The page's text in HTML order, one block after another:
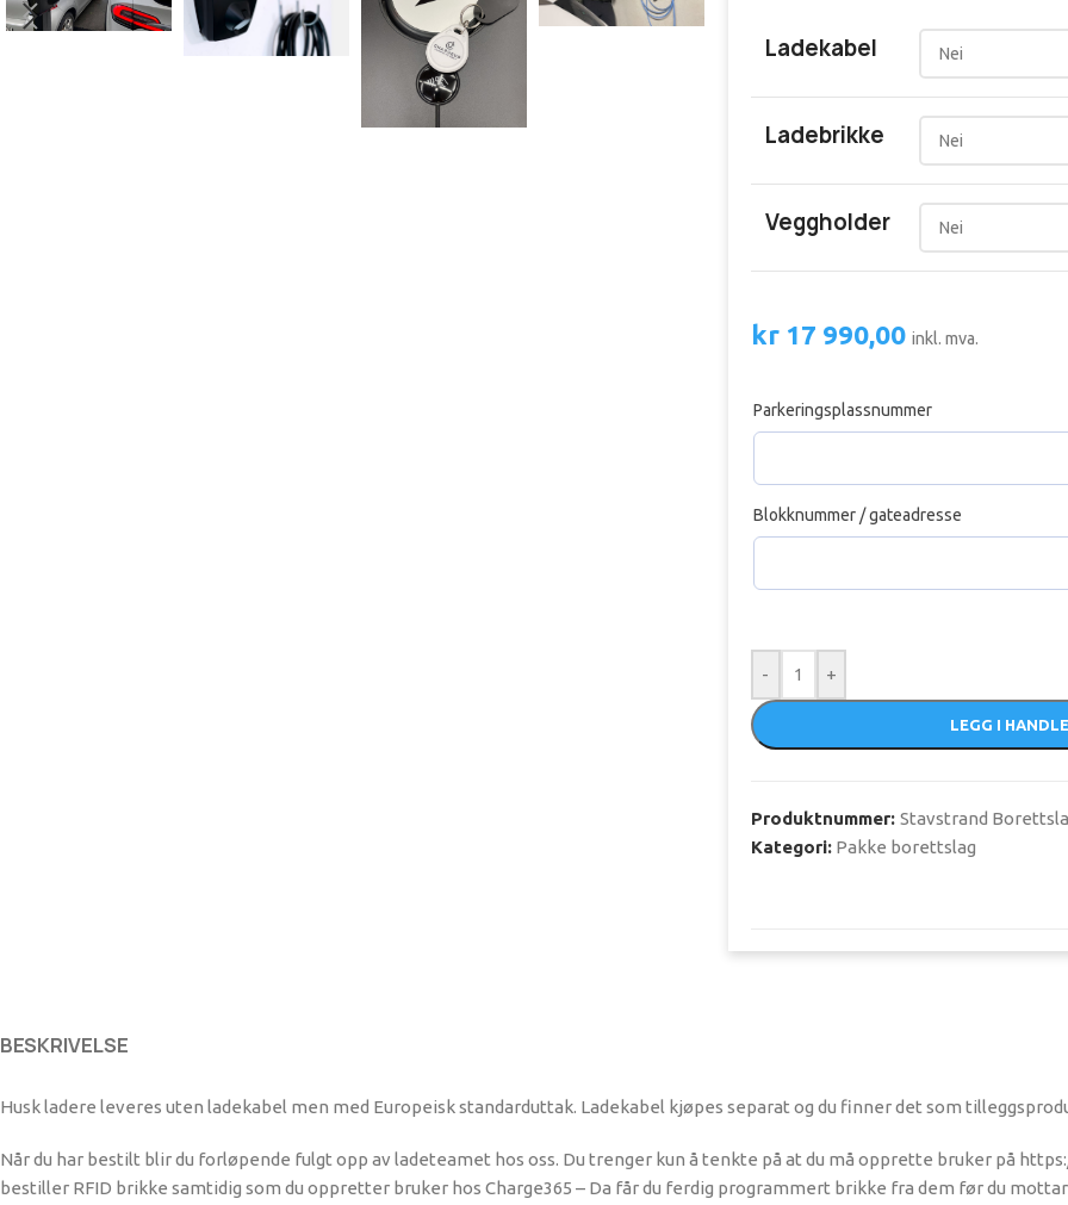
Ladekabel
Ladebrikke
Veggholder
kr17 990,00 inkl. mva.
Parkeringsplassnummer
Blokknummer / gateadresse
- +
LEGG I
Produktnummer: Stavstrand
Kategori: Pakke borettslag
BESKRIVELSE
Husk ladere leveres uten ladekabel men med Europeisk standarduttak. Ladekabel kjøpes separat og du finner det som
Når du har bestilt blir du forløpende fulgt opp av ladeteamet hos oss. Du trenger kun å tenkte på at du må opprette bruker på
bestiller RFID brikke samtidig som du oppretter bruker hos Charge365 – Da får du ferdig programmert brikke fra dem før du